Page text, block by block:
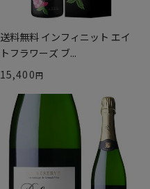
送料無料 インフィニット エイ
トフラワーズ ブ...
15,400